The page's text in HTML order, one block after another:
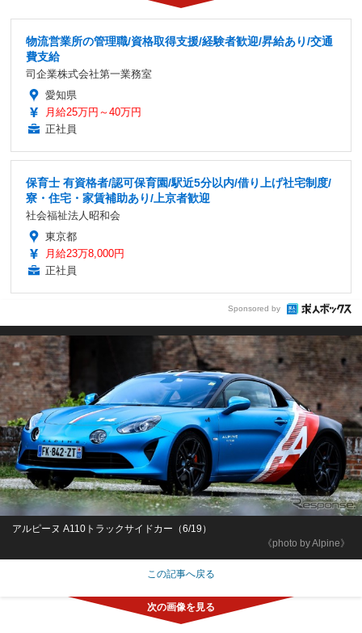
物流営業所の管理職/資格取得支援/経験者歓迎/昇給あり/交通
費支給
司企業株式会社第一業務室
愛知県
月給25万円～40万円
正社員
保育士 有資格者/認可保育園/駅近5分以内/借り上げ社宅制度/
寮・住宅・家賃補助あり/上京者歓迎
社会福祉法人昭和会
東京都
月給23万8,000円
正社員
Sponsored by
《photo by Alpine》
アルピーヌ A110トラックサイドカー（6/19）
この記事へ戻る